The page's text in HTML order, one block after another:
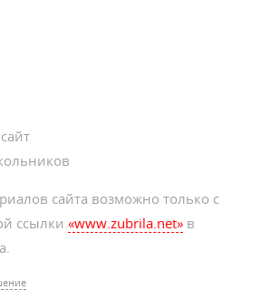
сайта возможно только с
ссылки«www.zubrila.net» в